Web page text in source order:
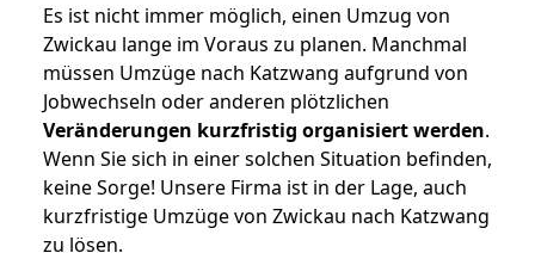
Es ist nicht immer möglich, einen Umzug von
Zwickau lange im Voraus zu planen. Manchmal
müssen Umzüge nach Katzwang aufgrund von
Jobwechseln oder anderen plötzlichen
Veränderungen kurzfristig organisiert werden.
Wenn Sie sich in einer solchen Situation befinden,
keine Sorge! Unsere Firma ist in der Lage, auch
kurzfristige Umzüge von Zwickau nach Katzwang
zu lösen.